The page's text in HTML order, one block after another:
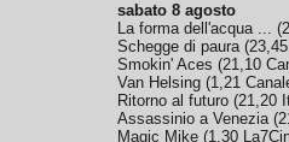
sabato 8 agosto
La forma dell'acqua ... (
Schegge di paura(23,45
Smokin' Aces (21,10
Van Helsing (1,21
Ritorno al futuro (21,20
Assassinio a Venezia(
Magic Mike (1,30